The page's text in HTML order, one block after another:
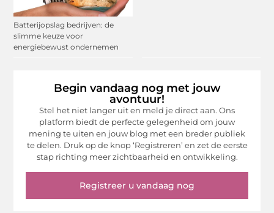
Batterijopslag bedrijven: de
slimme keuze voor
energiebewust ondernemen
Begin vandaag nog met jouw
avontuur!
Stel het niet langer uit en meld je direct aan. Ons
platform biedt de perfecte gelegenheid om jouw
mening te uiten en jouw blog met een breder publiek
te delen. Druk op de knop ‘Registreren’ en zet de eerste
stap richting meer zichtbaarheid en ontwikkeling.
Registreer u vandaag nog